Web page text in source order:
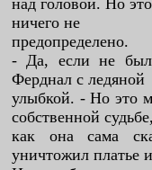
ничего не
предопределено.
- Да, если не
Ферднал с ледяной
улыбкой. - Но это
собственной
как она сама
уничтожил платье